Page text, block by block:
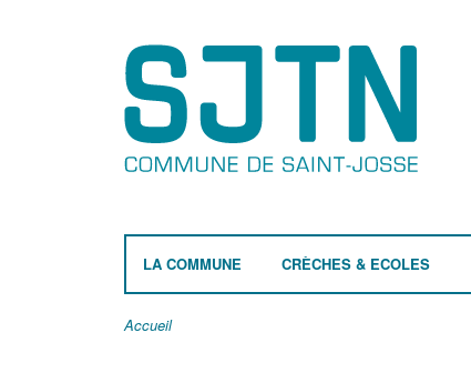
LA COMMUNE CRÈCHES & ECOLES
Accueil